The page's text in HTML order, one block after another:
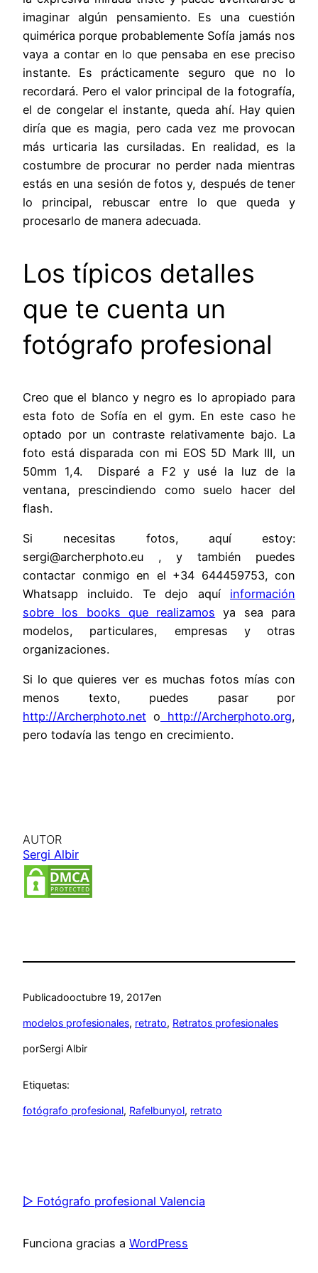
imaginar algún pensamiento. Es una cuestión
quimérica porque probablemente Sofía jamás nos
vaya a contar en lo que pensaba en ese preciso
instante. Es prácticamente seguro que no lo
recordará. Pero el valor principal de la fotografía,
el de congelar el instante, queda ahí. Hay quien
diría que es magia, pero cada vez me provocan
más urticaria las cursiladas. En realidad, es la
costumbre de procurar no perder nada mientras
estás en una sesión de fotos y, después de tener
lo principal, rebuscar entre lo que queda y
procesarlo de manera adecuada.
Los típicos detalles
que te cuenta un
fotógrafo profesional
Creo que el blanco y negro es lo apropiado para
esta foto de Sofía en el gym. En este caso he
optado por un contraste relativamente bajo. La
foto está disparada con mi EOS 5D Mark III, un
50mm 1,4. Disparé a F2 y usé la luz de la
ventana, prescindiendo como suelo hacer del
flash.
Si necesitas fotos, aquí estoy:
sergi@archerphoto.eu , y también puedes
contactar conmigo en el +34 644459753, con
Whatsapp incluido. Te dejo aquí información
sobre los books que realizamos ya sea para
modelos, particulares, empresas y otras
organizaciones.
Si lo que quieres ver es muchas fotos mías con
menos texto, puedes pasar por
http://Archerphoto.net o http://Archerphoto.org,
pero todavía las tengo en crecimiento.
AUTOR
Sergi Albir
Publicadooctubre 19, 2017en
modelos profesionales, retrato, Retratos profesionales
porSergi Albir
Etiquetas:
fotógrafo profesional, Rafelbunyol, retrato
▷ Fotógrafo profesional Valencia
Funciona gracias a WordPress